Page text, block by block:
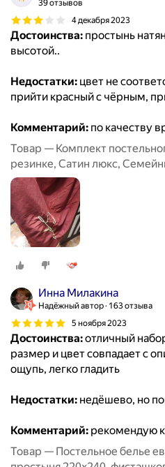
39 отзывов
4 декабря 2023
Достоинства: простынь
высотой..
Недостатки: цвет не
прийти красный с чёрным,
Комментарий: по качеству
Товар — Комплект
резинке, Сатин люкс,
50x70
Инна Милакина
Надёжный автор 163 отзыва
5 ноября 2023
Достоинства:отличный
размер и цвет совпадает с
ощупь, легко гладить
Недостатки: недёшево, но
Комментарий: рекомендую к
Товар — Постельное белье